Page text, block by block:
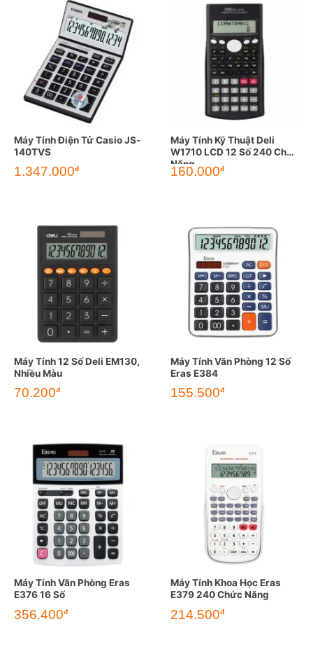
Máy Tính Điện Tử Casio JS-
140TVS
1.347.000đ
Máy Tính Kỹ Thuật Deli
W1710 LCD 12 Số 240 Chức
Năng
160.000đ
Máy Tính 12 Số Deli EM130,
Nhiều Màu
70.200đ
Máy Tính Văn Phòng 12 Số
Eras E384
155.500đ
Máy Tính Văn Phòng Eras
E376 16 Số
356.400đ
Máy Tính Khoa Học Eras
E379 240 Chức Năng
214.500đ